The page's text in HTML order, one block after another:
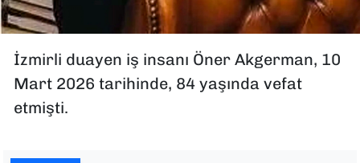
İzmirli duayen iş insanı Öner Akgerman, 10
Mart 2026 tarihinde, 84 yaşında vefat
etmişti.